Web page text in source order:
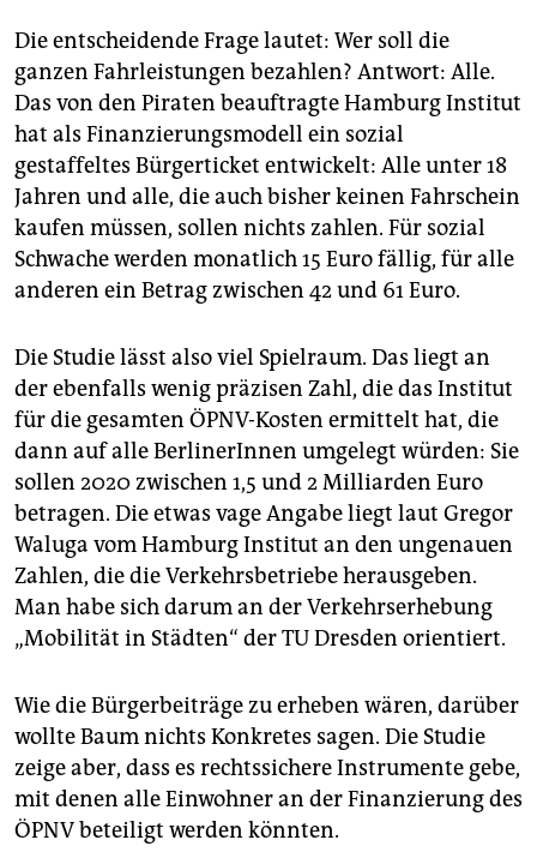
Die entscheidende Frage lautet: Wer soll die
ganzen Fahrleistungen bezahlen? Antwort: Alle.
Das von den Piraten beauftragte Hamburg Institut
hat als Finanzierungsmodell ein sozial
gestaffeltes Bürgerticket entwickelt: Alle unter 18
Jahren und alle, die auch bisher keinen Fahrschein
kaufen müssen, sollen nichts zahlen. Für sozial
Schwache werden monatlich 15 Euro fällig, für alle
anderen ein Betrag zwischen 42 und 61 Euro.
Die Studie lässt also viel Spielraum. Das liegt an
der ebenfalls wenig präzisen Zahl, die das Institut
für die gesamten ÖPNV-Kosten ermittelt hat, die
dann auf alle BerlinerInnen umgelegt würden: Sie
sollen 2020 zwischen 1,5 und 2 Milliarden Euro
betragen. Die etwas vage Angabe liegt laut Gregor
Waluga vom Hamburg Institut an den ungenauen
Zahlen, die die Verkehrsbetriebe herausgeben.
Man habe sich darum an der Verkehrserhebung
„Mobilität in Städten“ der TU Dresden orientiert.
Wie die Bürgerbeiträge zu erheben wären, darüber
wollte Baum nichts Konkretes sagen. Die Studie
zeige aber, dass es rechtssichere Instrumente gebe,
mit denen alle Einwohner an der Finanzierung des
ÖPNV beteiligt werden könnten.